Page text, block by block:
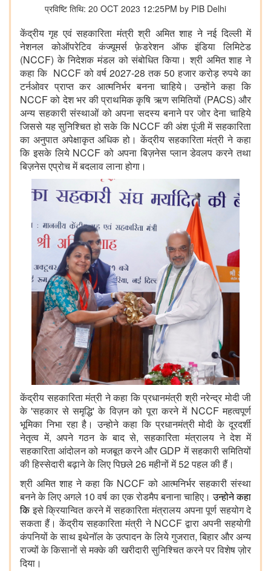
प्रविष्टि तिथि: 20 OCT 2023 12:25PM by PIB Delhi
केंद्रीय गृह एवं सहकारिता मंत्री श्री अमित शाह ने नई दिल्ली में
नेशनल कोऑपरेटिव कंज्यूमर्स फ़ेडरेशन ऑफ इंडिया लिमिटेड
(NCCF) के निदेशक मंडल को संबोधित किया। श्री अमित शाह ने
कहा कि NCCF को वर्ष 2027-28 तक 50 हजार करोड़ रुपये का
टर्नओवर प्राप्त कर आत्मनिर्भर बनना चाहिये। उन्होंने कहा कि
NCCF को देश भर की प्राथमिक कृषि ऋण समितियों (PACS) और
अन्य सहकारी संस्थाओं को अपना सदस्य बनाने पर जोर देना चाहिये
जिससे यह सुनिश्चित हो सके कि NCCF की अंश पूंजी में सहकारिता
का अनुपात अपेक्षाकृत अधिक हो। केंद्रीय सहकारिता मंत्री ने कहा
कि इसके लिये NCCF को अपना बिज़नेस प्लान डेवलप करने तथा
बिज़नेस एप्रोच में बदलाव लाना होगा।
केंद्रीय सहकारिता मंत्री ने कहा कि प्रधानमंत्री श्री नरेन्द्र मोदी जी
के 'सहकार से समृद्धि' के विज़न को पूरा करने में NCCF महत्वपूर्ण
भूमिका निभा रहा है। उन्होने कहा कि प्रधानमंत्री मोदी के दूरदर्शी
नेतृत्व में, अपने गठन के बाद से, सहकारिता मंत्रालय ने देश में
सहकारिता आंदोलन को मजबूत करने और GDP में सहकारी समितियों
की हिस्सेदारी बढ़ाने के लिए पिछले 26 महीनों में 52 पहल की हैं।
श्री अमित शाह ने कहा कि NCCF को आत्मनिर्भर सहकारी संस्था
बनने के लिए अगले 10 वर्ष का एक रोडमैप बनाना चाहिए।उन्होने कहा
किइसे क्रियान्वित करने में सहकारिता मंत्रालय अपना पूर्ण सहयोग दे
सकता हैं। केंद्रीय सहकारिता मंत्री ने NCCF द्वारा अपनी सहयोगी
कंपनियों के साथ इथेनॉल के उत्पादन के लिये गुजरात, बिहार और अन्य
राज्यों के किसानों से मक्के की खरीदारी सुनिश्चित करने पर विशेष ज़ोर
दिया।